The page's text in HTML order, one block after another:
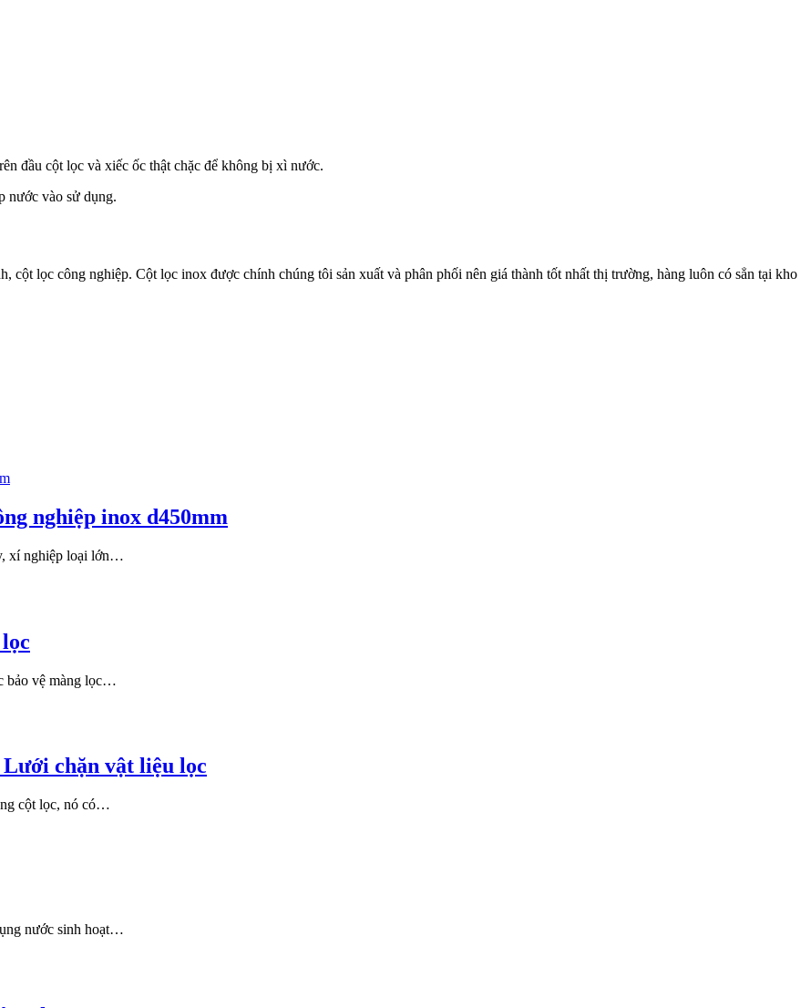
đầu cột lọc và xiếc ốc thật chặc để không bị xì nước.
nước vào sử dụng.
lọc công nghiệp. Cột lọc inox được chính chúng tôi sản xuất và phân phối nên giá thành tốt nhất thị trường, hàng luôn có sẳn tại kho
nghiệp inox d450mm
xí nghiệp loại lớn…
bảo vệ màng lọc…
chặn vật liệu lọc
cột lọc, nó có…
nước sinh hoạt…